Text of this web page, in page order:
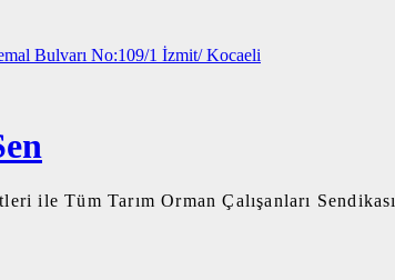
Bulvarı No:109/1 İzmit/ Kocaeli
ile Tüm Tarım Orman Çalışanları Sendikası